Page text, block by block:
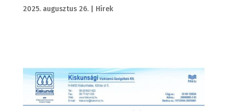
2025. augusztus 26.| Hírek